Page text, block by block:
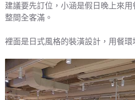
建議要先訂位，小涵是假日晚上來用
整間全客滿。
裡面是日式風格的裝潢設計，用餐環